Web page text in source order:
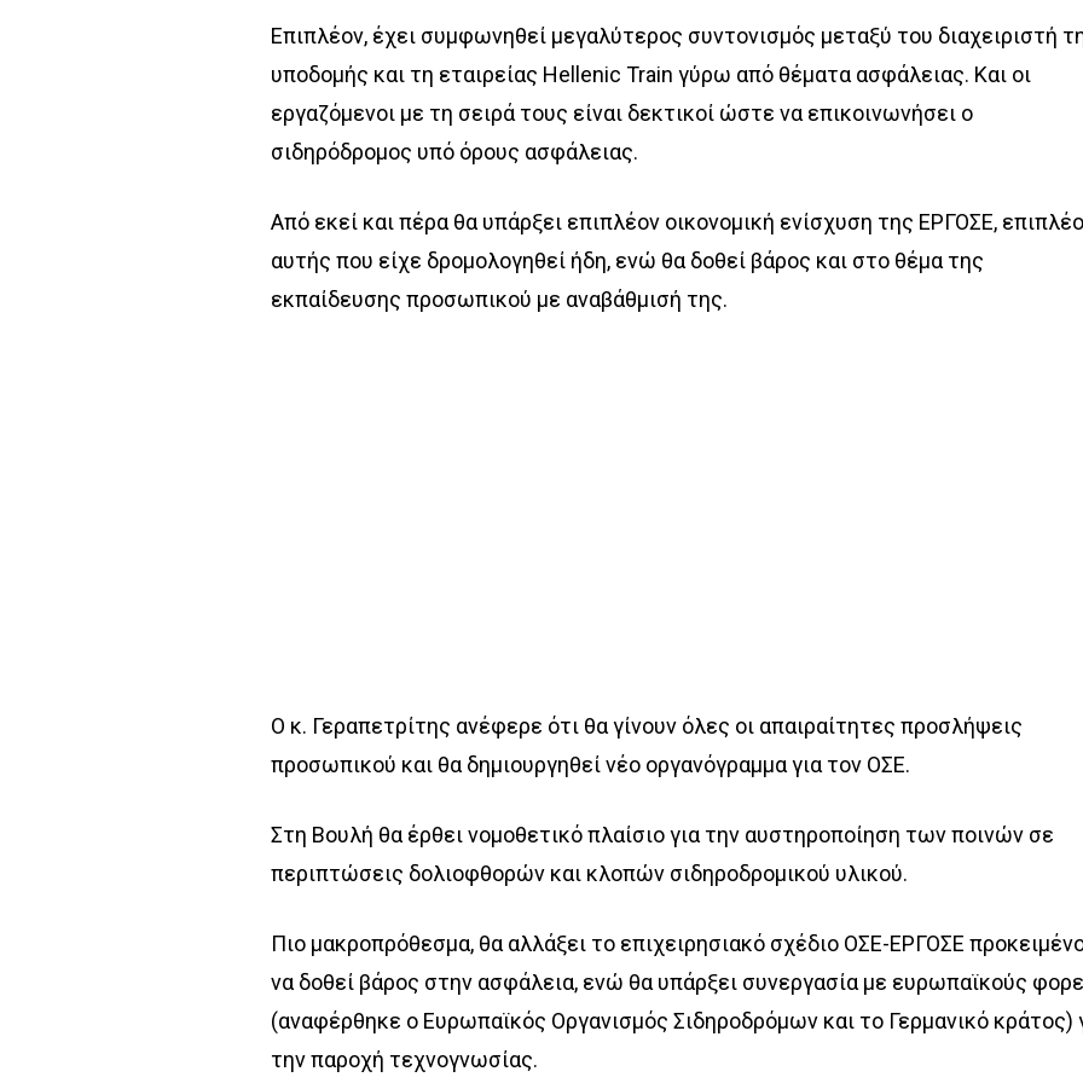
Επιπλέον, έχει συμφωνηθεί μεγαλύτερος συντονισμός μεταξύ του διαχειριστή
υποδομής και τη εταιρείας Hellenic Train γύρω από θέματα ασφάλειας. Και οι
εργαζόμενοι με τη σειρά τους είναι δεκτικοί ώστε να επικοινωνήσει ο
σιδηρόδρομος υπό όρους ασφάλειας.
Από εκεί και πέρα θα υπάρξει επιπλέον οικονομική ενίσχυση της ΕΡΓΟΣΕ,
αυτής που είχε δρομολογηθεί ήδη, ενώ θα δοθεί βάρος και στο θέμα της
εκπαίδευσης προσωπικού με αναβάθμισή της.
Ο κ. Γεραπετρίτης ανέφερε ότι θα γίνουν όλες οι απαιραίτητες προσλήψεις
προσωπικού και θα δημιουργηθεί νέο οργανόγραμμα για τον ΟΣΕ.
Στη Βουλή θα έρθει νομοθετικό πλαίσιο για την αυστηροποίηση των ποινών σε
περιπτώσεις δολιοφθορών και κλοπών σιδηροδρομικού υλικού.
Πιο μακροπρόθεσμα, θα αλλάξει το επιχειρησιακό σχέδιο ΟΣΕ-ΕΡΓΟΣΕ
να δοθεί βάρος στην ασφάλεια, ενώ θα υπάρξει συνεργασία με ευρωπαϊκούς
(αναφέρθηκε ο Ευρωπαϊκός Οργανισμός Σιδηροδρόμων και το Γερμανικό κράτος)
την παροχή τεχνογνωσίας.